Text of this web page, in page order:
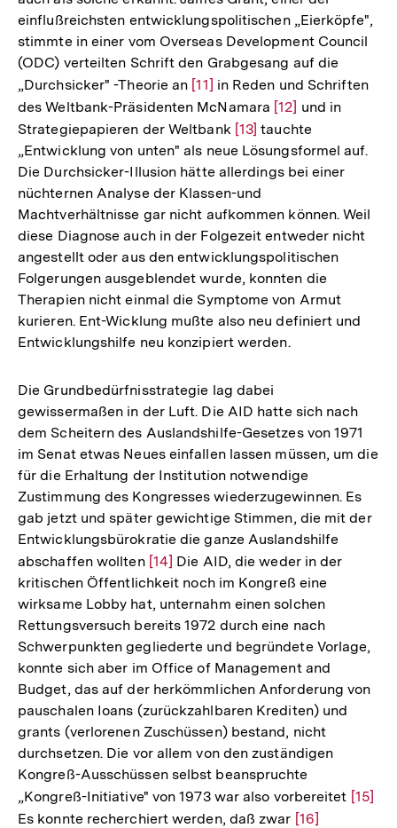
einflußreichsten entwicklungspolitischen „Eierköpfe",
stimmte in einer vom Overseas Development Council
(ODC) verteilten Schrift den Grabgesang auf die
„Durchsicker" -Theorie an Zur
Auflösung
der
Fußnote
[11] in Reden und Schriften
des Weltbank-Präsidenten McNamara Zur
Auflösung
der
Fußnote
[12] und in
Strategiepapieren der Weltbank Zur
Auflösung
der
Fußnote
[13] tauchte
„Entwicklung von unten" als neue Lösungsformel auf.
Die Durchsicker-Illusion hätte allerdings bei einer
nüchternen Analyse der Klassen-und
Machtverhältnisse gar nicht aufkommen können. Weil
diese Diagnose auch in der Folgezeit entweder nicht
angestellt oder aus den entwicklungspolitischen
Folgerungen ausgeblendet wurde, konnten die
Therapien nicht einmal die Symptome von Armut
kurieren. Ent-Wicklung mußte also neu definiert und
Entwicklungshilfe neu konzipiert werden.
Die Grundbedürfnisstrategie lag dabei
gewissermaßen in der Luft. Die AID hatte sich nach
dem Scheitern des Auslandshilfe-Gesetzes von 1971
im Senat etwas Neues einfallen lassen müssen, um die
für die Erhaltung der Institution notwendige
Zustimmung des Kongresses wiederzugewinnen. Es
gab jetzt und später gewichtige Stimmen, die mit der
Entwicklungsbürokratie die ganze Auslandshilfe
abschaffen wollten Zur
Auflösung
der
Fußnote
[14] Die AID, die weder in der
kritischen Öffentlichkeit noch im Kongreß eine
wirksame Lobby hat, unternahm einen solchen
Rettungsversuch bereits 1972 durch eine nach
Schwerpunkten gegliederte und begründete Vorlage,
konnte sich aber im Office of Management and
Budget, das auf der herkömmlichen Anforderung von
pauschalen Ioans (zurückzahlbaren Krediten) und
grants (verlorenen Zuschüssen) bestand, nicht
durchsetzen. Die vor allem von den zuständigen
Kongreß-Ausschüssen selbst beanspruchte
„Kongreß-Initiative" von 1973 war also vorbereitet Zur
[15]
Es konnte recherchiert werden, daß zwar Zur
[16]